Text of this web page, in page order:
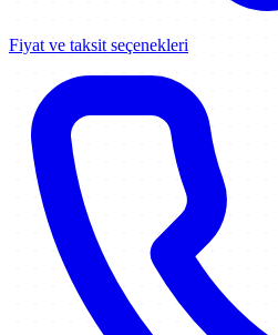
Fiyat ve taksit seçenekleri